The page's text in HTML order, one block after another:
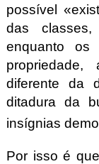
possível
das
enquanto os
diferente da
ditadura da
insígnias
Por isso é